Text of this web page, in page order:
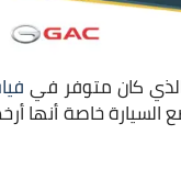
كان متوفر في
خاصة أنها